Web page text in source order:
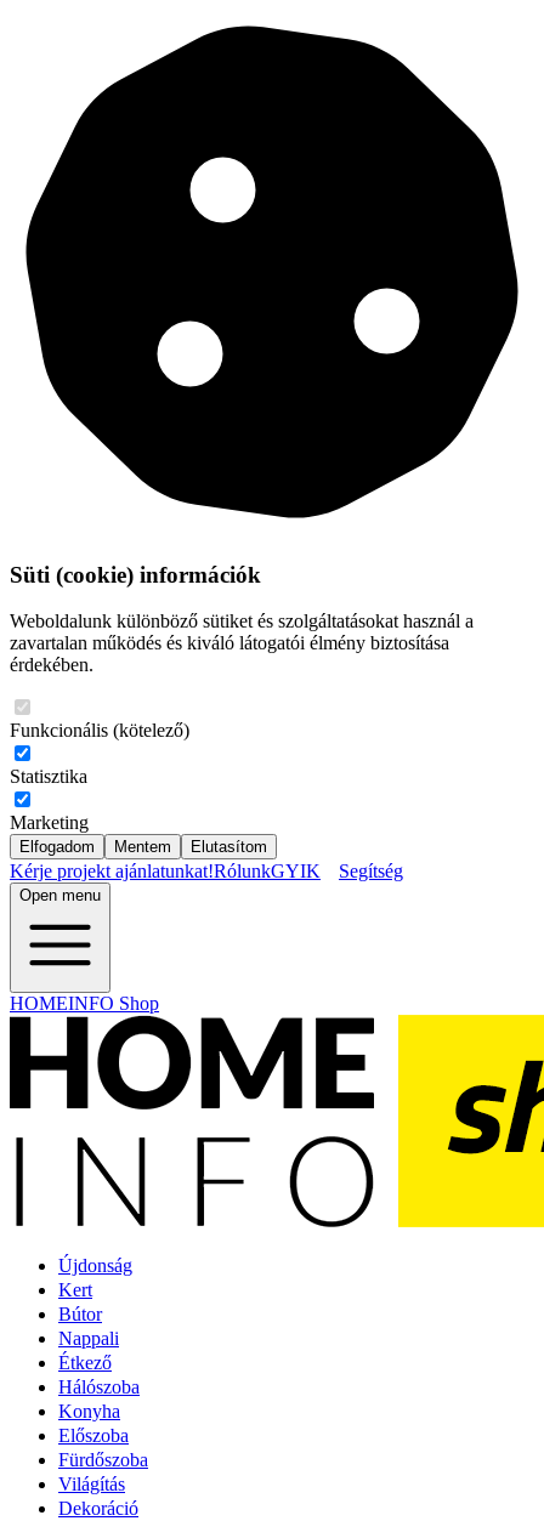
Süti (cookie) információk
Weboldalunk különböző sütiket és szolgáltatásokat használ a
zavartalan működés és kiváló látogatói élmény biztosítása
érdekében.
Funkcionális (kötelező)
Statisztika
Marketing
Elfogadom Mentem Elutasítom
Kérje projekt ajánlatunkat!RólunkGYIK Segítség
Open menu
HOMEINFO Shop
Újdonság
Kert
Bútor
Nappali
Étkező
Hálószoba
Konyha
Előszoba
Fürdőszoba
Világítás
Dekoráció